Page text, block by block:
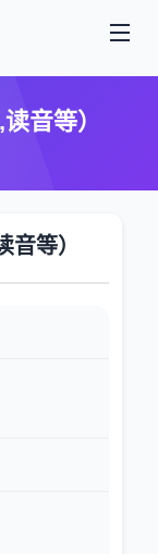
音等）
音等）